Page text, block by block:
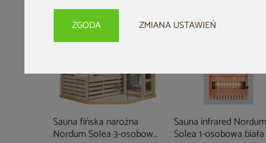
ZGODA ZMIANA USTAWIEŃ
Sauna fińska narożna
Nordum Solea 3-osobowa
Sauna infrared Nordum
Solea 1-osobowa biała